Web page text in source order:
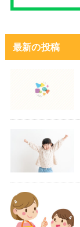
最新の投稿